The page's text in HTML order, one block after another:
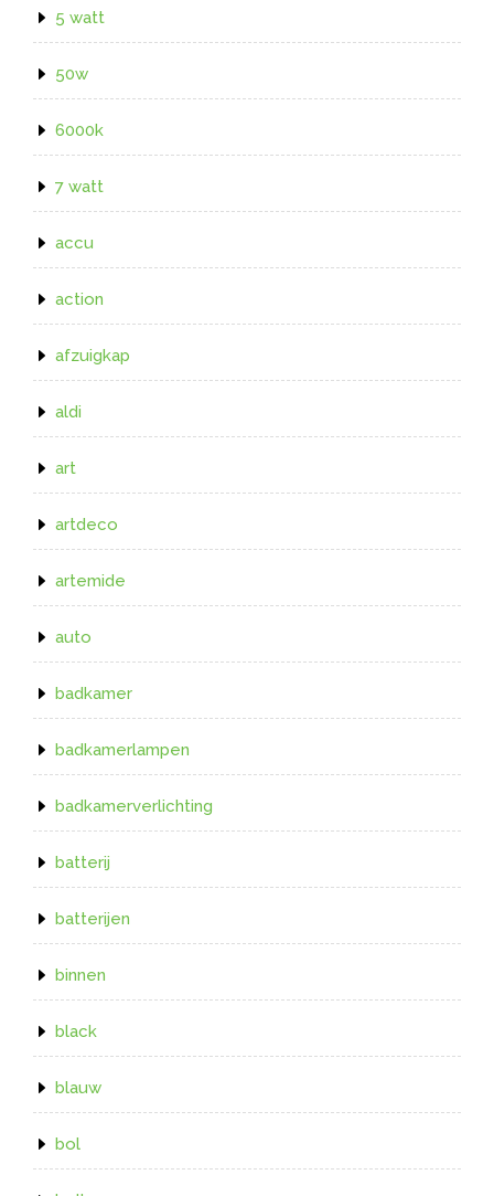
5 watt
50w
6000k
7 watt
accu
action
afzuigkap
aldi
art
artdeco
artemide
auto
badkamer
badkamerlampen
badkamerverlichting
batterij
batterijen
binnen
black
blauw
bol